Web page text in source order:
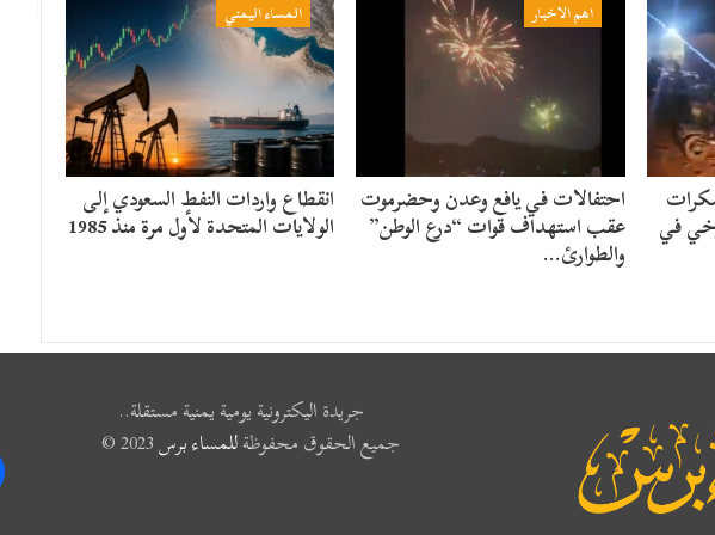
في
اهم الاخبار
احتفالات في يافع وعدن وحضرموت
عقب استهداف قوات “درع الوطن”
والطوارئ…
المساء اليمني
انقطاع واردات النفط السعودي إلى
الولايات المتحدة لأول مرة منذ 1985
جريدة اليكترونية يومية يمنية مستقلة..
جميع الحقوق محفوظةللمساء برس